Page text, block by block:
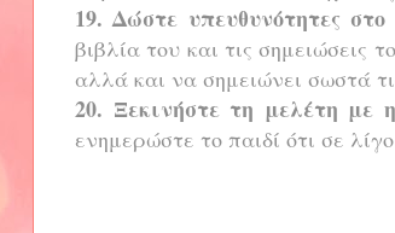
19. Δώστε υπευθυνότητες στο
βιβλία του και τις
αλλά και να σημειώνει σωστά
20. Ξεκινήστε τη μελέτη με
ενημερώστε το παιδί ότι σε